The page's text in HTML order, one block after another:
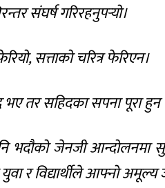
संघर्ष गरिरहनुपर्‍यो।
सत्ताको चरित्र फेरिएन।
तर सहिदका सपना पूरा
भदौको जेनजी आन्दोलनमा
र विद्यार्थीले आफ्नो अमूल्य